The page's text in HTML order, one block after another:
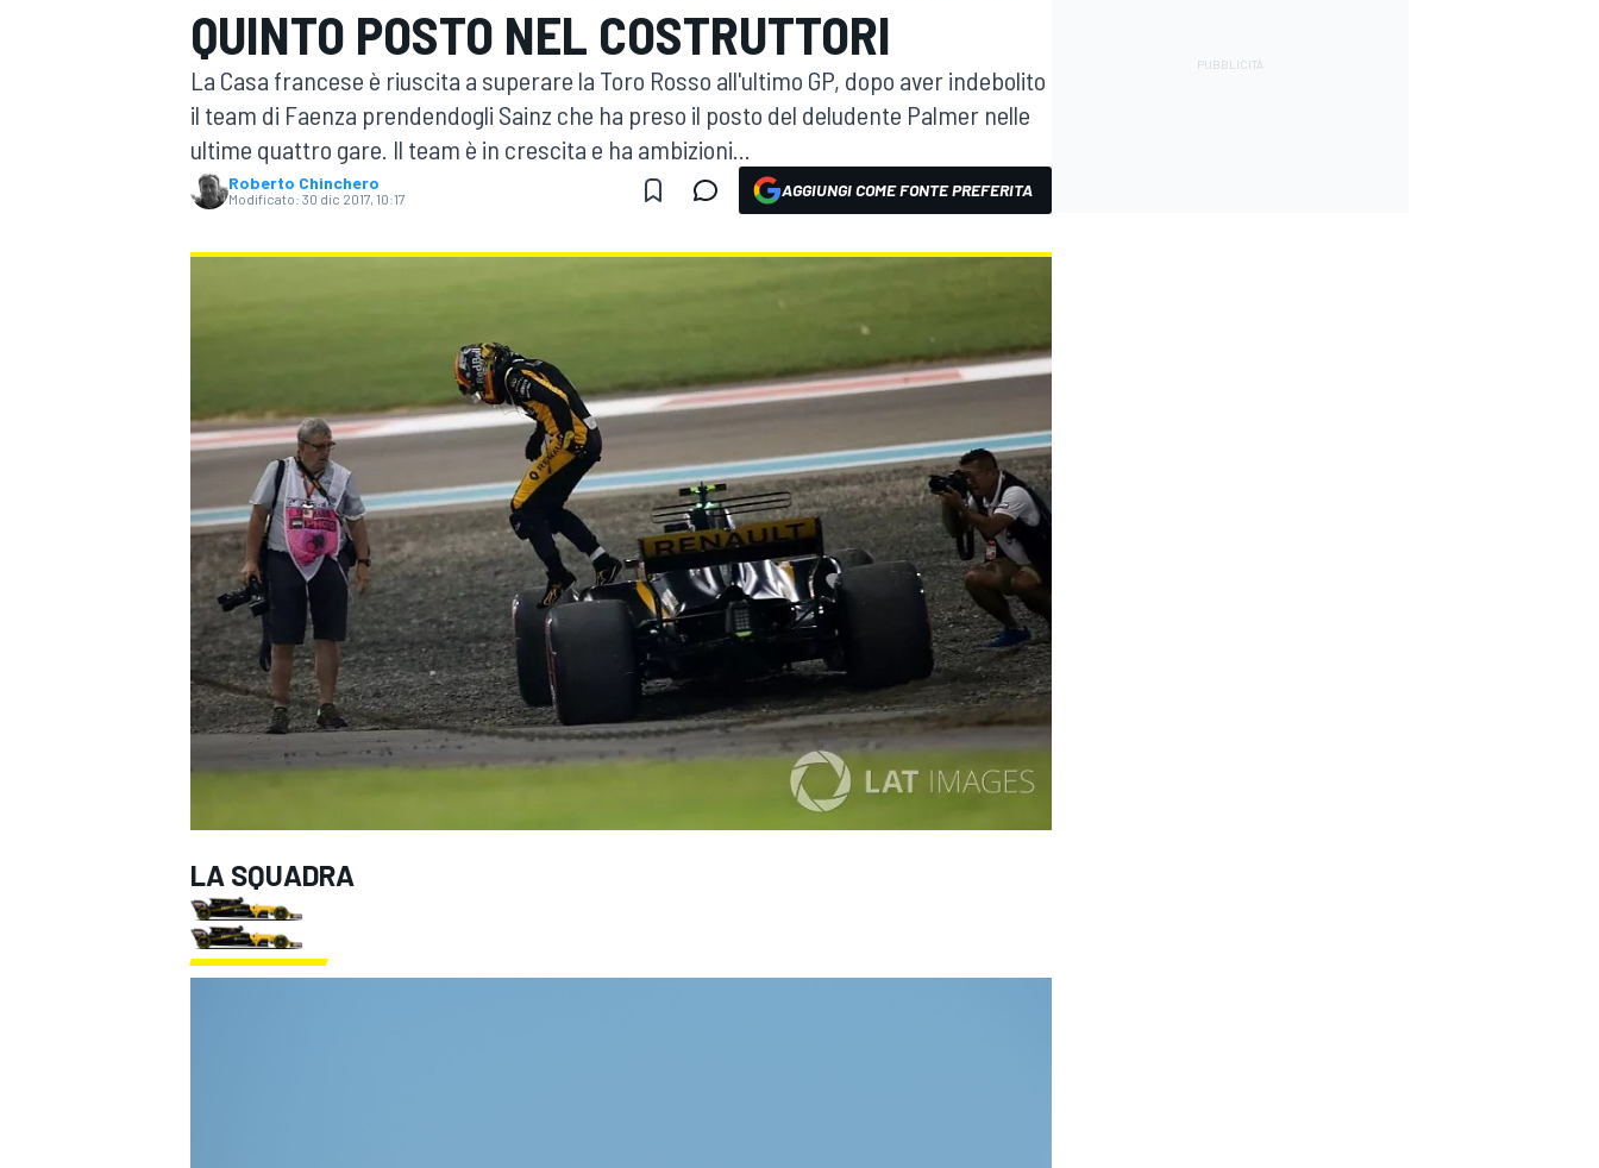
MOTOGP WEC
QUINTO POSTO NEL COSTRUTTORI
La Casa francese è riuscita a superare la Toro Rosso all'ultimo GP, dopo aver indebolito
il team di Faenza prendendogli Sainz che ha preso il posto del deludente Palmer nelle
ultime quattro gare. Il team è in crescita e ha ambizioni...
Roberto Chinchero
Modificato: 30 dic 2017, 10:17 AGGIUNGI COME FONTE PREFERITA
LA SQUADRA